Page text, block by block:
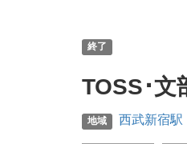
終了
TOSS･文
地域 西武新宿駅